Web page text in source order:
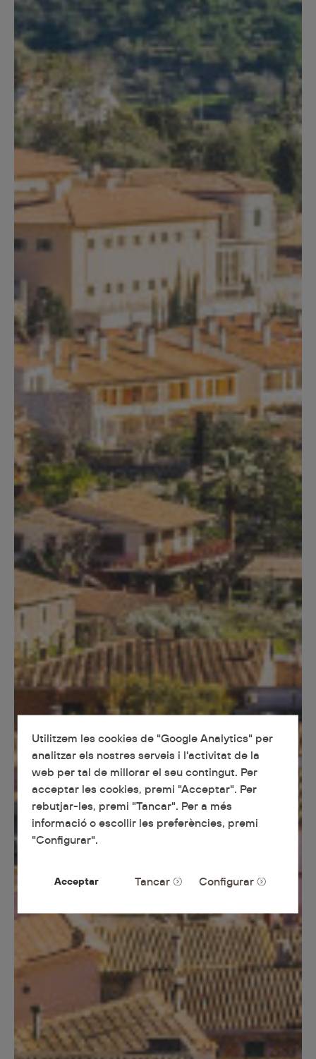
Utilitzem les cookies de "Google Analytics" per
analitzar els nostres serveis i l'activitat de la
web per tal de millorar el seu contingut. Per
acceptar les cookies, premi "Acceptar". Per
rebutjar-les, premi "Tancar". Per a més
informació o escollir les preferències, premi
"Configurar".
Acceptar Tancar Configurar